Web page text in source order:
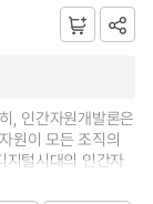
, 인간자원개발론은
원이 모든 조직의
지털시대의 인간자